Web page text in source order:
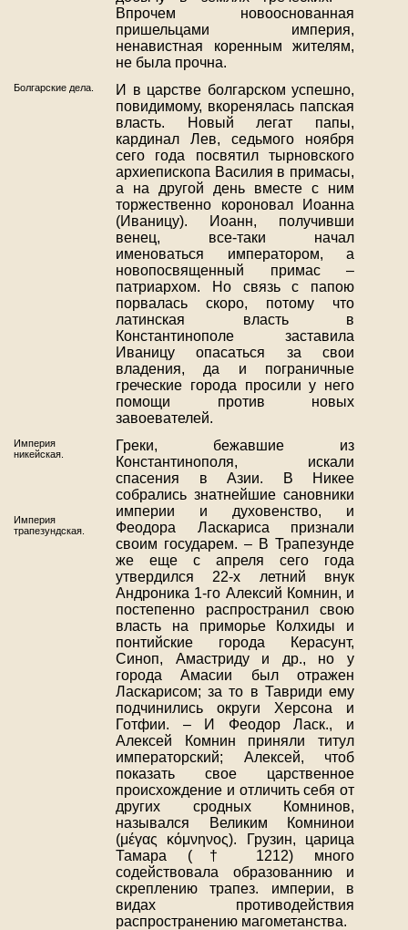
Впрочем новооснованная
пришельцами империя,
ненавистная коренным жителям,
не была прочна.
Болгарские дела.
И в царстве болгарском успешно,
повидимому, вкоренялась папская
власть. Новый легат папы,
кардинал Лев, седьмого ноября
сего года посвятил тырновского
архиепископа Василия в примасы,
а на другой день вместе с ним
торжественно короновал Иоанна
(Иваницу). Иоанн, получивши
венец, все-таки начал
именоваться императором, а
новопосвященный примас –
патриархом. Но связь с папою
порвалась скоро, потому что
латинская власть в
Константинополе заставила
Иваницу опасаться за свои
владения, да и пограничные
греческие города просили у него
помощи против новых
завоевателей.
Империя
никейская.
Империя
трапезундская.
Греки, бежавшие из
Константинополя, искали
спасения в Азии. В Никее
собрались знатнейшие сановники
империи и духовенство, и
Феодора Ласкариса признали
своим государем. – В Трапезунде
же еще с апреля сего года
утвердился 22-х летний внук
Андроника 1-го Алексий Комнин, и
постепенно распространил свою
власть на приморье Колхиды и
понтийские города Керасунт,
Синоп, Амастриду и др., но у
города Амасии был отражен
Ласкарисом; за то в Тавриди ему
подчинились округи Херсона и
Готфии. – И Феодор Ласк., и
Алексей Комнин приняли титул
императорский; Алексей, чтоб
показать свое царственное
происхождение и отличить себя от
других сродных Комнинов,
назывался Великим Комнинои
(μέγας κόμνηνος). Грузин, царица
Тамара († 1212) много
содействовала образованнию и
скреплению трапез. империи, в
видах противодействия
распространению магометанства.